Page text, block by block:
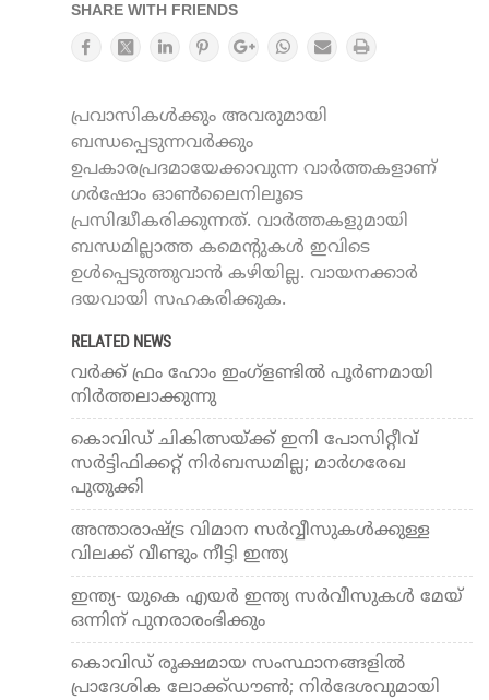
SHARE WITH FRIENDS
പ്രവാസികൾക്കും അവരുമായി
ബന്ധപ്പെടുന്നവർക്കും
ഉപകാരപ്രദമായേക്കാവുന്ന വാർത്തകളാണ്
ഗർഷോം ഓൺലൈനിലൂടെ
പ്രസിദ്ധീകരിക്കുന്നത്. വാർത്തകളുമായി
ബന്ധമില്ലാത്ത കമെന്റുകൾ ഇവിടെ
ഉൾപ്പെടുത്തുവാൻ കഴിയില്ല. വായനക്കാർ
ദയവായി സഹകരിക്കുക.
RELATED NEWS
വര്‍ക്ക് ഫ്രം ഹോം ഇംഗ്ളണ്ടിൽ പൂർണമായി
നിർത്തലാക്കുന്നു
കൊവിഡ് ചികിത്സയ്ക്ക് ഇനി പോസിറ്റീവ്
സര്‍ട്ടിഫിക്കറ്റ് നിര്‍ബന്ധമില്ല; മാര്‍ഗരേഖ
പുതുക്കി
അന്താരാഷ്ട്ര വിമാന സര്‍വ്വീസുകള്‍ക്കുള്ള
വിലക്ക് വീണ്ടും നീട്ടി ഇന്ത്യ
ഇന്ത്യ- യുകെ എയര്‍ ഇന്ത്യ സര്‍വീസുകള്‍ മേയ്
ഒന്നിന് പുനരാരംഭിക്കും
കൊവിഡ് രൂക്ഷമായ സംസ്ഥാനങ്ങളില്‍
പ്രാദേശിക ലോക്ക്ഡൗണ്‍; നിര്‍ദേശവുമായി